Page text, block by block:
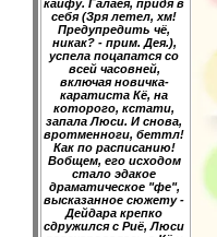
кайфу. Галаея, придя в
себя (Зря летел, хм!
Предупредить чё,
никак? - прим. Дея.),
успела поцапатся со
всей часовней,
включая новичка-
каратиста Кё, на
которого, кстати,
запала Люси. И снова,
вротменноги, беттл!
Как по расписанию!
Вобщем, его исходом
стало эдакое
драматическое "фе",
высказанное сюжету -
Дейдара крепко
сдружился с Риё, Люси